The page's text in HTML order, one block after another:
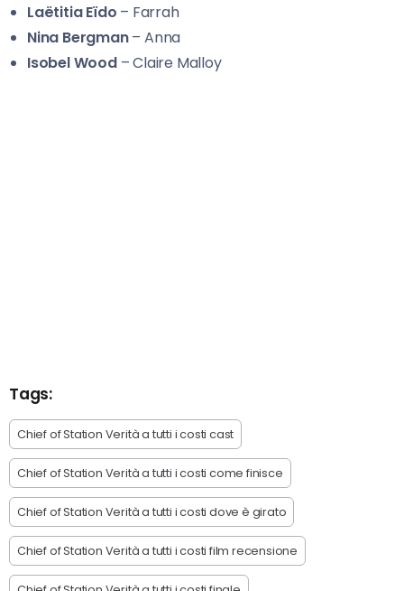
Laëtitia Eïdo – Farrah
Nina Bergman– Anna
Isobel Wood– Claire Malloy
Tags:
Chief of Station Verità a tutti i costi cast
Chief of Station Verità a tutti i costi come finisce
Chief of Station Verità a tutti i costi dove è girato
Chief of Station Verità a tutti i costi film recensione